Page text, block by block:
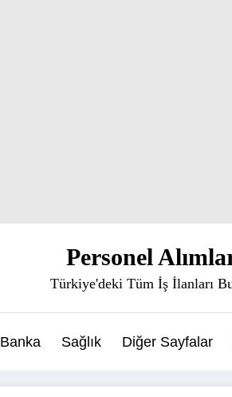
Personel
Türkiye'deki Tüm İş İlanları
Banka Sağlık Diğer Sayfalar